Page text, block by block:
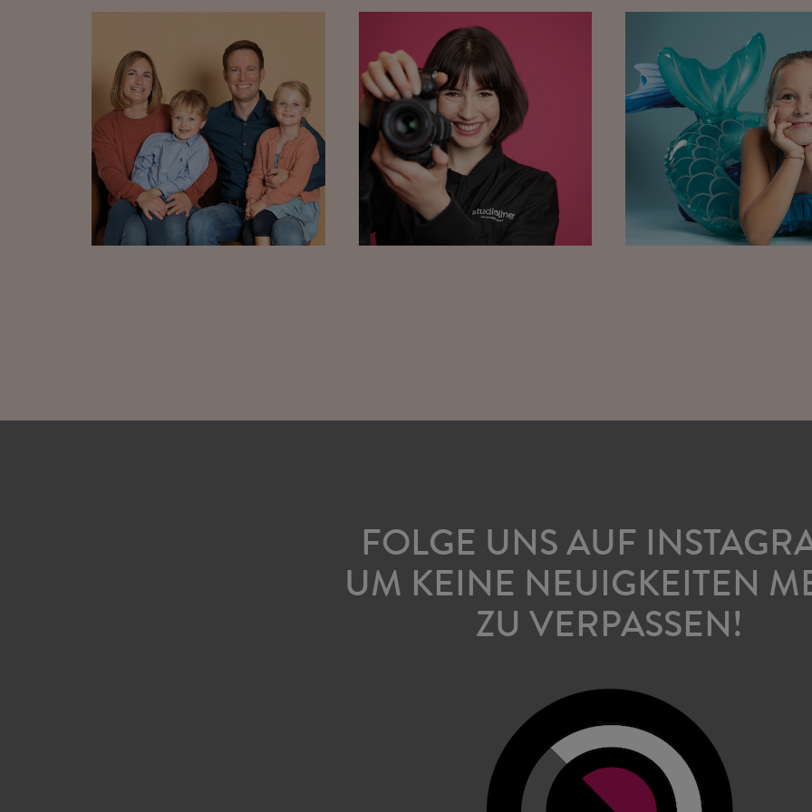
FOLGE UNS AUF
UM KEINE NEUIGKEITEN
ZU VERPASSEN!